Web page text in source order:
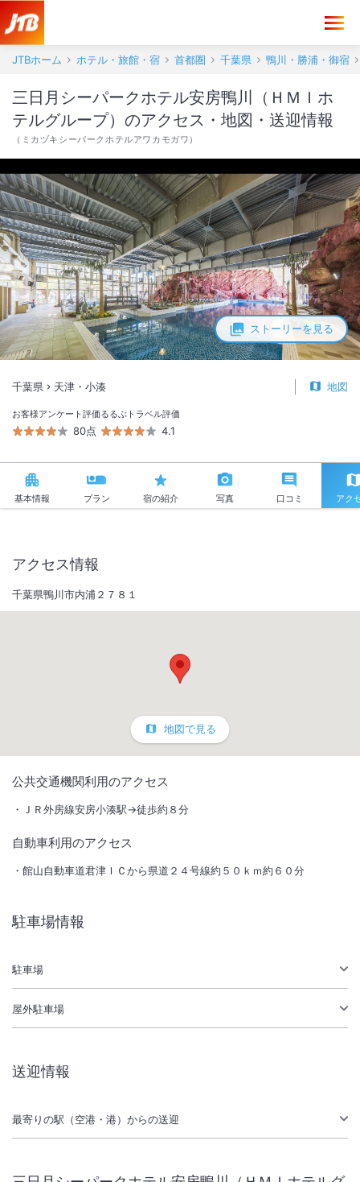
JTBホーム ホテル・旅館・宿 首都圏 千葉県 鴨川・勝浦・御宿
ストーリーを見る
三日月シーパークホテル安房鴨川（ＨＭＩホ
テルグループ）のアクセス・地図・送迎情報
（ ミカヅキシーパークホテルアワカモガワ ）
千葉県 天津・小湊 地図
お客様アンケート評価
80点
るるぶトラベル評価
4.1
基本情報 プラン 宿の紹介 写真 口コミ アク
全室太平洋に面し地上３５ｍの大浴場と露天風呂は解放感があります。
施設からのお知らせ
１歳～2歳：C ０歳：D
アクセス情報
千葉県鴨川市内浦２７８１
地図で見る
公共交通機関利用のアクセス
ＪＲ外房線安房小湊駅→徒歩約８分
自動車利用のアクセス
館山自動車道君津ＩＣから県道２４号線約５０ｋｍ約６０分
駐車場情報
駐車場
屋外駐車場
送迎情報
最寄りの駅（空港・港）からの送迎